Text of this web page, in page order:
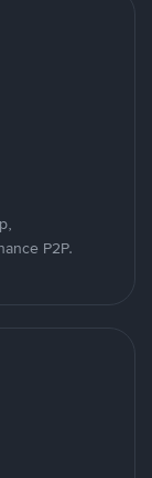
P2P.